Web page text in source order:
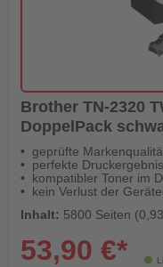
Brother TN-2320
DoppelPack
geprüfte
perfekte
kompatibler Toner im
kein Verlust der
Inhalt: 5800 Seiten
53,90 €*